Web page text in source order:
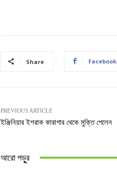
Share Facebook
PREVIOUS ARTICLE
ইঞ্জিনিয়ার ইশরাক কারাগার থেকে মুক্তি পেলেন
আরো পড়ুুর